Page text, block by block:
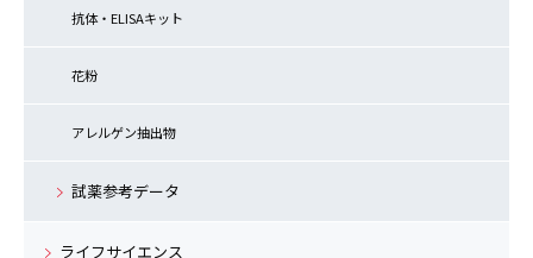
抗体・ELISAキット
花粉
アレルゲン抽出物
試薬参考データ
ライフサイエンス